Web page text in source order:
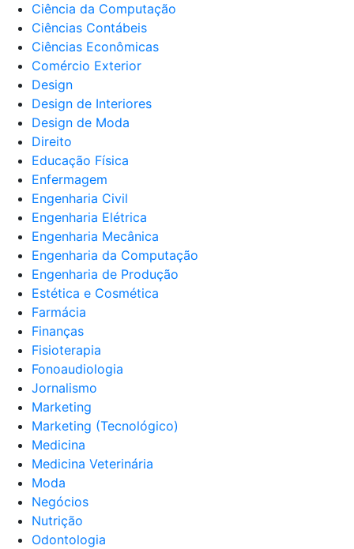
Ciência da Computação
Ciências Contábeis
Ciências Econômicas
Comércio Exterior
Design
Design de Interiores
Design de Moda
Direito
Educação Física
Enfermagem
Engenharia Civil
Engenharia Elétrica
Engenharia Mecânica
Engenharia da Computação
Engenharia de Produção
Estética e Cosmética
Farmácia
Finanças
Fisioterapia
Fonoaudiologia
Jornalismo
Marketing
Marketing (Tecnológico)
Medicina
Medicina Veterinária
Moda
Negócios
Nutrição
Odontologia